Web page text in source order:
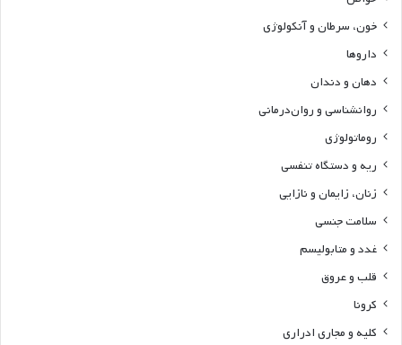
خون، سرطان و آنکولوژی
داروها
دهان و دندان
روانشناسی و روان‌درمانی
روماتولوژی
ریه و دستگاه تنفسی
زنان، زایمان و نازایی
سلامت جنسی
غدد و متابولیسم
قلب و عروق
کرونا
کلیه و مجاری ادراری